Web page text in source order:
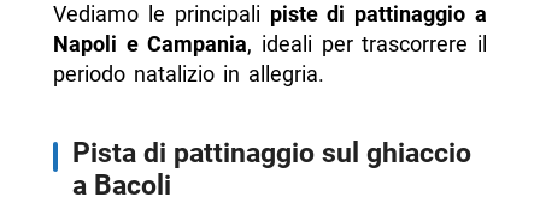
Vediamo le principali piste di pattinaggio a
Napoli e Campania, ideali per trascorrere il
periodo natalizio in allegria.
Pista di pattinaggio sul ghiaccio
a Bacoli